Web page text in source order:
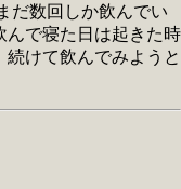
だ数回しか飲んでい
んで寝た日は起きた時
けて飲んでみようと